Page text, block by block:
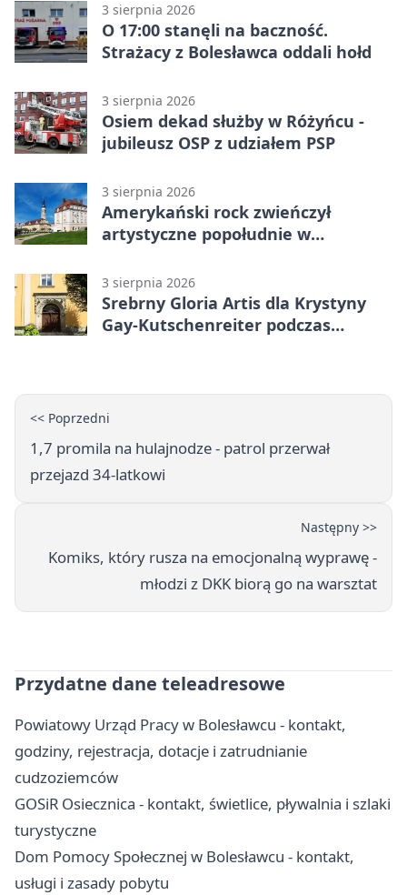
3 sierpnia 2026
O 17:00 stanęli na baczność.
Strażacy z Bolesławca oddali hołd
3 sierpnia 2026
Osiem dekad służby w Różyńcu -
jubileusz OSP z udziałem PSP
3 sierpnia 2026
Amerykański rock zwieńczył
artystyczne popołudnie w
3 sierpnia 2026
Srebrny Gloria Artis dla Krystyny
Gay-Kutschenreiter podczas
<< Poprzedni
1,7 promila na hulajnodze - patrol przerwał
przejazd 34-latkowi
Następny >>
Komiks, który rusza na emocjonalną wyprawę -
młodzi z DKK biorą go na warsztat
Przydatne dane teleadresowe
Powiatowy Urząd Pracy w Bolesławcu - kontakt,
godziny, rejestracja, dotacje i zatrudnianie
cudzoziemców
GOSiR Osiecznica - kontakt, świetlice, pływalnia i szlaki
turystyczne
Dom Pomocy Społecznej w Bolesławcu - kontakt,
usługi i zasady pobytu